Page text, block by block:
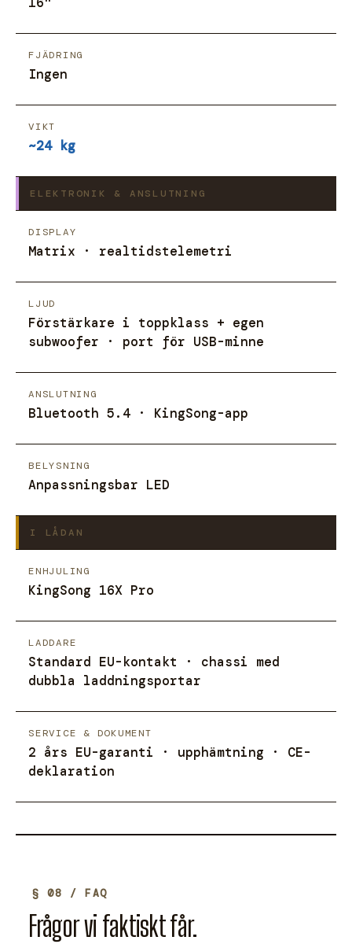
FJÄDRING
Ingen
VIKT
~24 kg
ELEKTRONIK & ANSLUTNING
DISPLAY
Matrix · realtidstelemetri
LJUD
Förstärkare i toppklass + egen
subwoofer · port för USB-minne
ANSLUTNING
Bluetooth 5.4 · KingSong-app
BELYSNING
Anpassningsbar LED
I LÅDAN
ENHJULING
KingSong 16X Pro
LADDARE
Standard EU-kontakt · chassi med
dubbla laddningsportar
SERVICE & DOKUMENT
2 års EU-garanti · upphämtning · CE-
deklaration
§ 08 / FAQ
Frågor vi faktiskt får.